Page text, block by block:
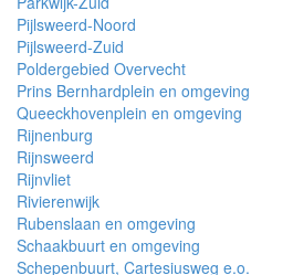
Pijlsweerd-Noord
Pijlsweerd-Zuid
Poldergebied Overvecht
Prins Bernhardplein en omgeving
Queeckhovenplein en omgeving
Rijnenburg
Rijnsweerd
Rijnvliet
Rivierenwijk
Rubenslaan en omgeving
Schaakbuurt en omgeving
Schepenbuurt, Cartesiusweg e.o.